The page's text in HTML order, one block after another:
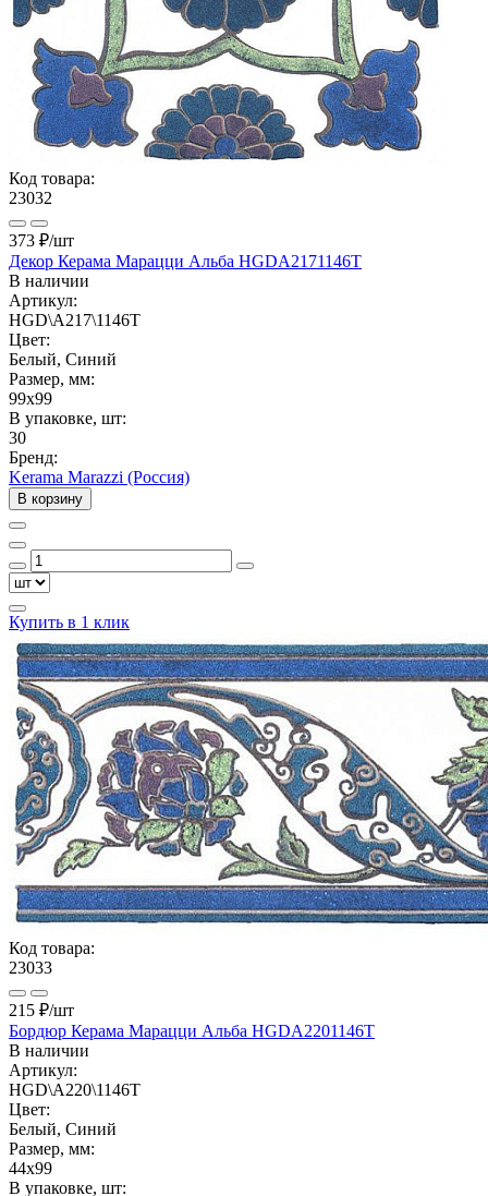
Код товара:
23032
373 ₽/шт
Декор Керама Марацци Альба HGDA2171146T
В наличии
Артикул:
HGD\A217\1146T
Цвет:
Белый, Синий
Размер, мм:
99x99
В упаковке, шт:
30
Бренд:
Kerama Marazzi (Россия)
В корзину
Купить в 1 клик
Код товара:
23033
215 ₽/шт
Бордюр Керама Марацци Альба HGDA2201146T
В наличии
Артикул:
HGD\A220\1146T
Цвет:
Белый, Синий
Размер, мм:
44x99
В упаковке, шт: